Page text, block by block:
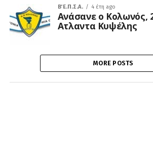
Β΄ Ε.Π.Σ.Α. 4 έτη ago
Ανάσανε ο Κολωνός,
Ατλαντα Κυψέλης
MORE POSTS